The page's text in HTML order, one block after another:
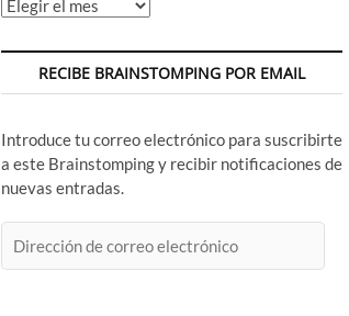
Archivos
RECIBE BRAINSTOMPING POR EMAIL
Introduce tu correo electrónico para suscribirte
a este Brainstomping y recibir notificaciones de
nuevas entradas.
de